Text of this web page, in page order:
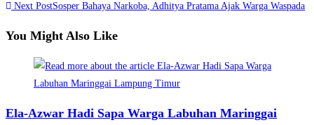
articles
Next PostSosper Bahaya Narkoba, Adhitya Pratama Ajak Warga Waspada
You Might Also Like
Ela-Azwar Hadi Sapa Warga Labuhan Maringgai